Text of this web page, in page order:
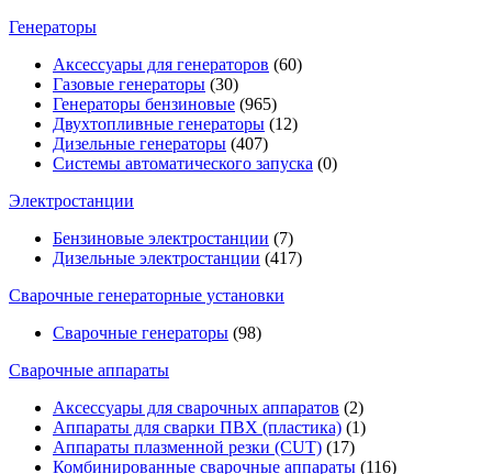
Генераторы
Аксессуары для генераторов (60)
Газовые генераторы (30)
Генераторы бензиновые (965)
Двухтопливные генераторы (12)
Дизельные генераторы (407)
Системы автоматического запуска (0)
Электростанции
Бензиновые электростанции (7)
Дизельные электростанции (417)
Сварочные генераторные установки
Сварочные генераторы (98)
Сварочные аппараты
Аксессуары для сварочных аппаратов (2)
Аппараты для сварки ПВХ (пластика) (1)
Аппараты плазменной резки (CUT) (17)
Комбинированные сварочные аппараты (116)